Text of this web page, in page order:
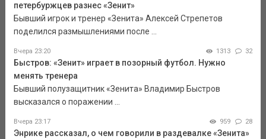
петербуржцев разнес «Зенит»
Бывший игрок и тренер «Зенита» Алексей Стрепетов
поделился размышлениями после ...
Вчера 23:20 1313 32
Быстров: «Зенит» играет в позорный футбол. Нужно
менять тренера
Бывший полузащитник «Зенита» Владимир Быстров
высказался о поражении ...
Вчера 23:17 959 28
Энрике рассказал, о чем говорили в раздевалке «Зенита»